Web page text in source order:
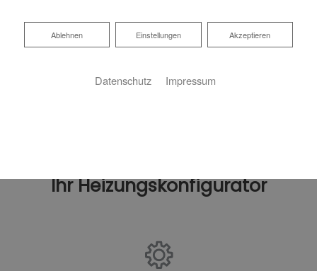
Ihr Heizungskonfigurator
Akzeptieren
Einstellungen
Ablehnen
Ablehnen
Datenschutz Impressum